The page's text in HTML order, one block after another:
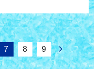
7 8 9